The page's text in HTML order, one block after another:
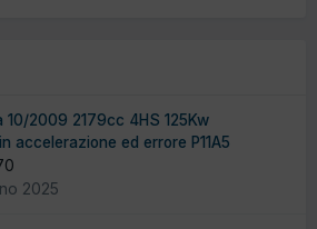
10/2009 2179cc 4HS 125Kw
accelerazione ed errore P11A5
2025